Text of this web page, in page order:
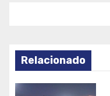
Relacionado